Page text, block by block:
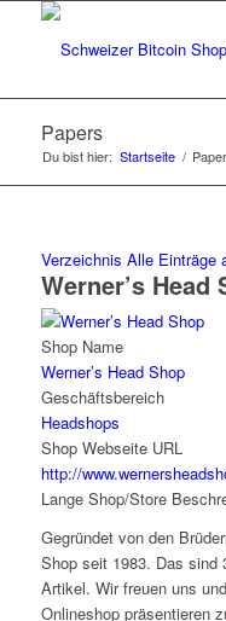
Papers
Du bist hier: Startseite /
Verzeichnis Alle Einträge
Werner’s Head
Shop Name
Werner’s Head Shop
Geschäftsbereich
Headshops
Shop Webseite URL
http://
Lange Shop/Store
Gegründet von den
Shop seit 1983. Das sind
Artikel. Wir freuen uns
Onlineshop präsentieren